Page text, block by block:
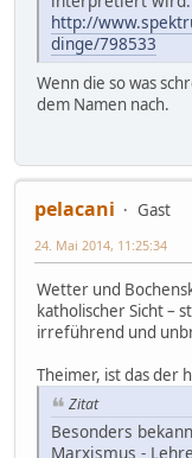
http://
dinge/798533
Wenn die so was
dem Namen nach.
pelacani
Gast
24. Mai 2014, 11:25:34
Wetter und
katholischer Sicht –
irreführend und
Theimer, ist das der
Zitat
Besonders
Marxismus -